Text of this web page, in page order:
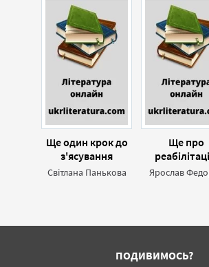
Ще один крок до
з'ясування
обставин смерті
Світлана Панькова
Ще про
Сергія
Ярослав
ПОДИВИМОСЬ?